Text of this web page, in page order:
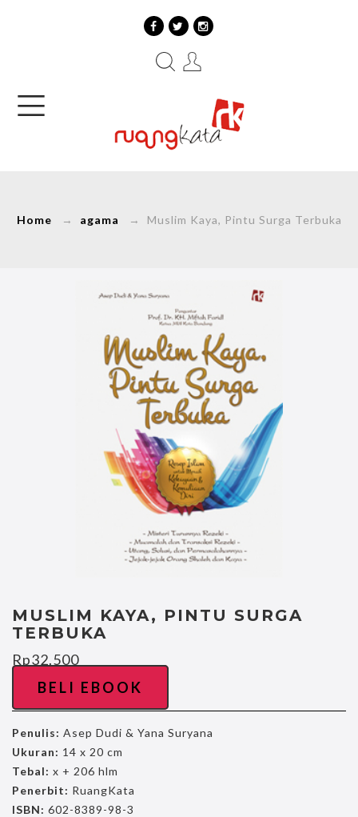
Home → agama → Muslim Kaya, Pintu Surga Terbuka
MUSLIM KAYA, PINTU SURGA
TERBUKA
Rp32.500
BELI EBOOK
Penulis: Asep Dudi & Yana Suryana
Ukuran: 14 x 20 cm
Tebal: x + 206 hlm
Penerbit: RuangKata
ISBN: 602-8389-98-3